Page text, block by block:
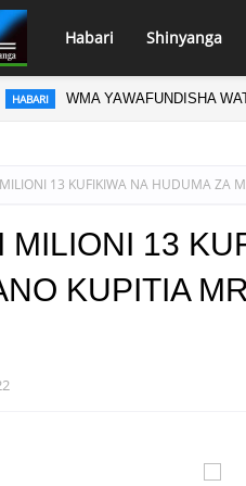
Habari Shinyanga
HABARI WMA YAWAFUNDISHA
13 KUFIKIWA NA HUDUMA ZA
MILIONI 13
KUPITIA